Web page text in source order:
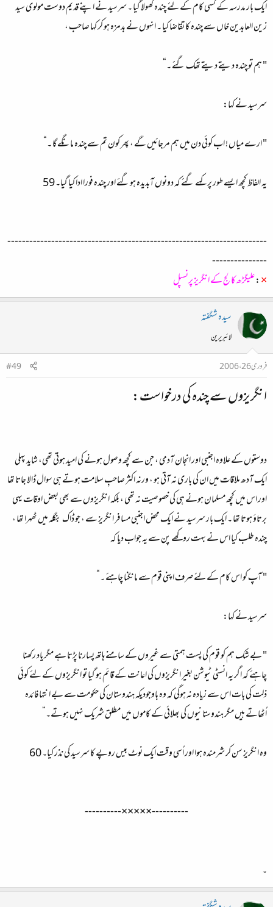
ایک بار مدرسہ کے کسی کام کے لئے چندہ کھولا گیا ۔ سرسید نے اپنے قدیم دوست مولوی سید
زین العابدین خاں سے چندہ کا تقاضا کیا ۔ انہوں نے بدمزہ ہو کر کہا صاحب ،
" ہم تو چندہ دیتے دیتے تھک گئے ۔“
سرسید نے کہا:
" ارے میاں ! اب کوئی دن میں ہم مرجائیں گے ، پھر کون تم سے چندہ مانگے گا ۔“
یہ الفاظ کچھ ایسے طور پر کہے گئے کہ دونوں آبدیدہ ہوگئے اور چندہ فورا ادا کیا گیا۔ 59
-----------------------------------------------------------------------
---------------
×
:علیگڑھ کالج کے انگریز پرنسپل
سیدہ شگفتہ
لائبریرین
فروری 26، 2006
#49
انگریزوں سے چندہ کی درخواست:
دوستوں کے علاوہ اجنبی اور انجان آدمی ، جن سے کچھ وصول ہونے کی امید ہوتی تھی، شاید پہلی
ایک آدھ ملاقات میں ان کی باری نہ آتی ہو ، ورنہ اکثر صاحبِ سلامت ہوتے ہی سوال ڈالا جاتا تھا
اور اس میں کچھ مسلمان ہونے ہی کی خصوصیت نہ تھی ، بلکہ انگریزوں سے بھی بعض اوقات یہی
برتاؤ ہوتا تھا ۔ ایک بار سرسید نے ایک محض اجنبی مسافر انگریز سے ، جو ڈاک بنگلہ میں ٹھہرا تھا ،
چندہ طلب کیا اس نے بہت روکھے پن سے یہ جواب دیا کہ
" آپ کو اس کام کے لئے صرف اپنی قوم سے مانگنا چاہئے ۔“
سرسید نے کہا:
" بے شک ہم کو قوم کی پست ہمتی سے غیروں کے سامنے ہاتھ پسارنا پڑتا ہے مگر یاد رکھنا
چاہئے کہ اگر یہ انسٹی ٹیوشن بغیر انگریزوں کی اعانت کے قائم ہو گیا تو انگریزوں کے لئے کوئی
ذلت کی بات اس سے زیادہ نہ ہوگی کہ وہ باوجودیکہ ہندوستان کی حکومت سے بے انتہا فائدہ
اُٹھاتے ہیں مگر ہندوستانیوں کی بھلائی کے کاموں میں مطلق شریک نہیں ہوتے۔“
وہ انگریز سن کر شرمندہ ہوا اور اُسی وقت ایک نوٹ بیس روپے کا سرسید کی نذر کیا۔ 60
----------×××××----------​
۔